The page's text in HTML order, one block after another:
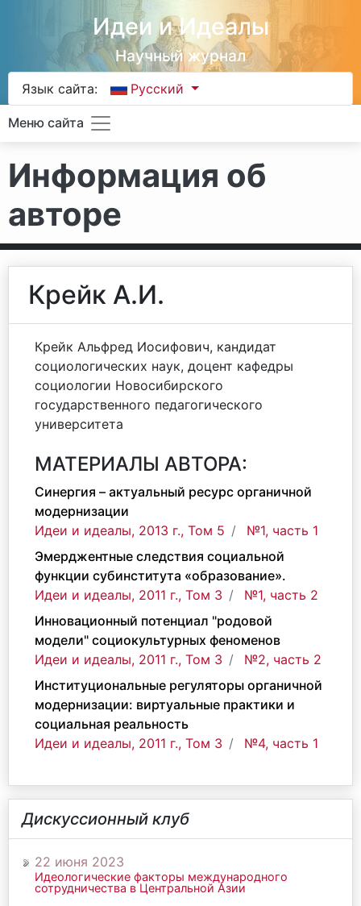
Идеи и Идеалы
Научный журнал
Язык сайта: Русский
Меню сайта
Информация об
авторе
Крейк А.И.
Крейк Альфред Иосифович, кандидат
социологических наук, доцент кафедры
социологии Новосибирского
государственного педагогического
университета
МАТЕРИАЛЫ АВТОРА:
Синергия – актуальный ресурс органичной
модернизации
Идеи и идеалы, 2013 г., Том 5
№1, часть 1
Эмерджентные следствия социальной
функции субинститута «образование».
Идеи и идеалы, 2011 г., Том 3
№1, часть 2
Инновационный потенциал "родовой
модели" социокультурных феноменов
Идеи и идеалы, 2011 г., Том 3
№2, часть 2
Институциональные регуляторы органичной
модернизации: виртуальные практики и
социальная реальность
Идеи и идеалы, 2011 г., Том 3
№4, часть 1
Дискуссионный клуб
22 июня 2023
Идеологические факторы международного
сотрудничества в Центральной Азии